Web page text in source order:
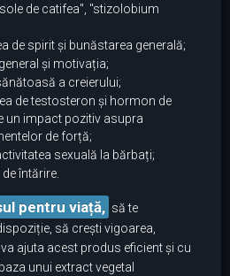
de catifea", "stizolobium
de spirit și bunăstarea generală;
și motivația;
a creierului;
de testosteron și hormon de
un impact pozitiv asupra
de forță;
sexuală la bărbați;
întărire.
pentru viață, să te
să crești vigoarea,
ajuta acest produs eficient și cu
unui extract vegetal